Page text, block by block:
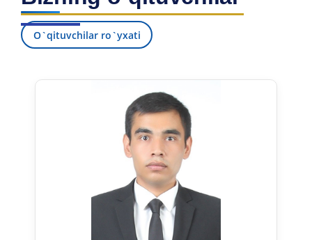
O`qituvchilar ro`yxati